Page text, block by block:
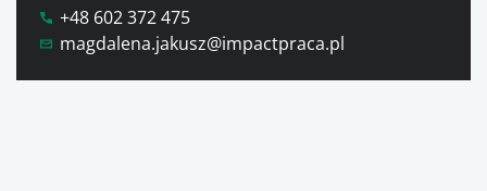
+48 602 372 475
magdalena.jakusz@impactpraca.pl